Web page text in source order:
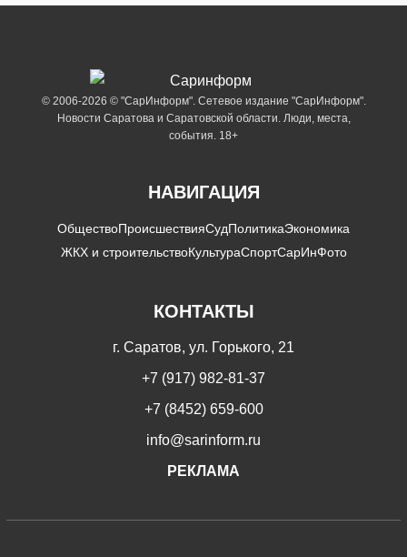
© 2006-2026 © "СарИнформ". Сетевое издание "СарИнформ".
Новости Саратова и Саратовской области. Люди, места,
события. 18+
НАВИГАЦИЯ
ОбществоПроисшествияСудПолитикаЭкономика
ЖКХ и строительствоКультураСпортСарИнФото
КОНТАКТЫ
г. Саратов, ул. Горького, 21
+7 (917) 982-81-37
+7 (8452) 659-600
info@sarinform.ru
РЕКЛАМА